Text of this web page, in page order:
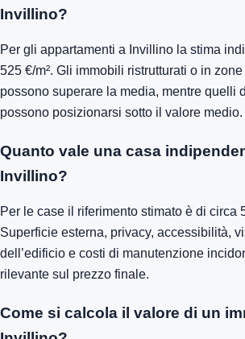
Invillino?
Per gli appartamenti a Invillino la stima
525 €/m². Gli immobili ristrutturati o in
possono superare la media, mentre quelli
possono posizionarsi sotto il valore medio.
Quanto vale una casa
Invillino?
Per le case il riferimento stimato è di circa
Superficie esterna, privacy, accessibilità,
dell’edificio e costi di manutenzione
rilevante sul prezzo finale.
Come si calcola il valore di un